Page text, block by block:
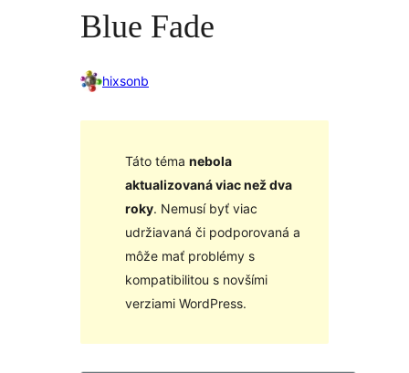
Blue Fade
hixsonb
Táto téma nebola
aktualizovaná viac než dva
roky. Nemusí byť viac
udržiavaná či podporovaná a
môže mať problémy s
kompatibilitou s novšími
verziami WordPress.